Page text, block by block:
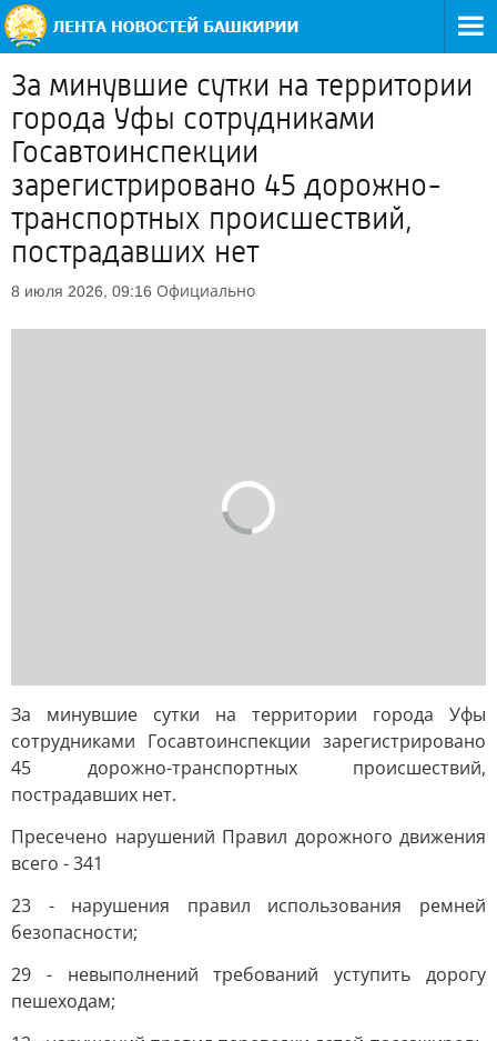
За минувшие сутки на территории
города Уфы сотрудниками
Госавтоинспекции
зарегистрировано 45 дорожно-
транспортных происшествий,
пострадавших нет
8 июля 2026, 09:16 Официально
За минувшие сутки на территории города Уфы
сотрудниками Госавтоинспекции зарегистрировано
45 дорожно-транспортных происшествий,
пострадавших нет.
Пресечено нарушений Правил дорожного движения
всего - 341
23 - нарушения правил использования ремней
безопасности;
29 - невыполнений требований уступить дорогу
пешеходам;